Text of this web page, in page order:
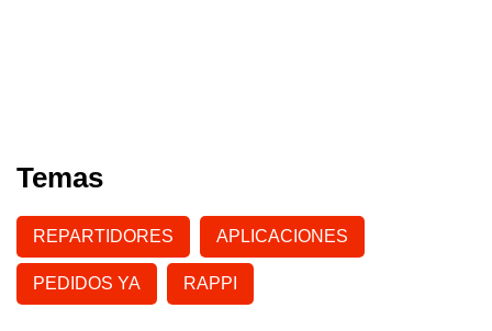
Temas
REPARTIDORES APLICACIONES
PEDIDOS YA RAPPI